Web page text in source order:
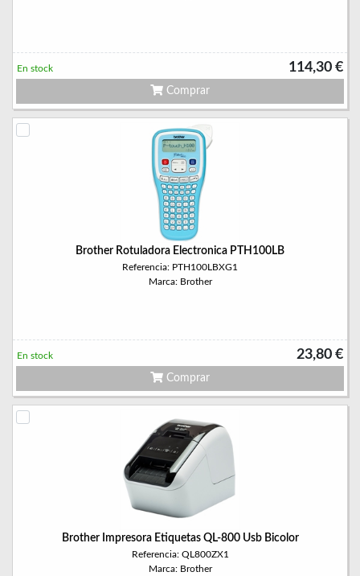
114,30 €
En stock
Comprar
Brother Rotuladora Electronica PTH100LB
Referencia: PTH100LBXG1
Marca: Brother
23,80 €
En stock
Comprar
Brother Impresora Etiquetas QL-800 Usb Bicolor
Referencia: QL800ZX1
Marca: Brother